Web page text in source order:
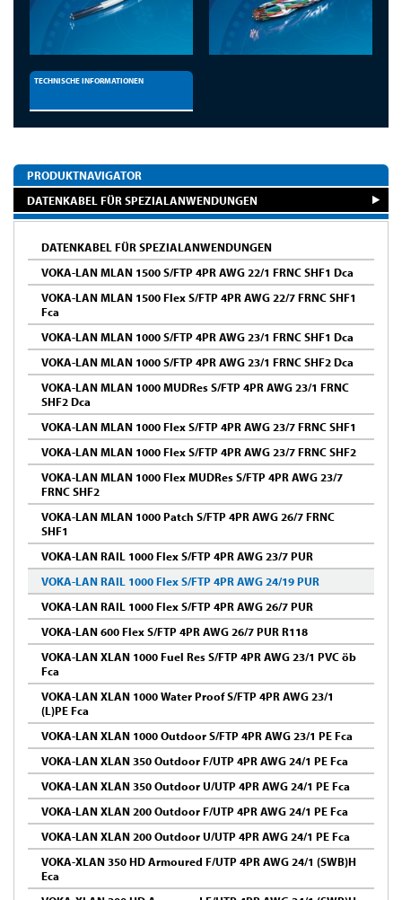
TECHNISCHE INFORMATIONEN
PRODUKTNAVIGATOR
DATENKABEL FÜR SPEZIALANWENDUNGEN
DATENKABEL FÜR SPEZIALANWENDUNGEN
VOKA-LAN MLAN 1500 S/FTP 4PR AWG 22/1 FRNC SHF1 Dca
VOKA-LAN MLAN 1500 Flex S/FTP 4PR AWG 22/7 FRNC SHF1
Fca
VOKA-LAN MLAN 1000 S/FTP 4PR AWG 23/1 FRNC SHF1 Dca
VOKA-LAN MLAN 1000 S/FTP 4PR AWG 23/1 FRNC SHF2 Dca
VOKA-LAN MLAN 1000 MUDRes S/FTP 4PR AWG 23/1 FRNC
SHF2 Dca
VOKA-LAN MLAN 1000 Flex S/FTP 4PR AWG 23/7 FRNC SHF1
VOKA-LAN MLAN 1000 Flex S/FTP 4PR AWG 23/7 FRNC SHF2
VOKA-LAN MLAN 1000 Flex MUDRes S/FTP 4PR AWG 23/7
FRNC SHF2
VOKA-LAN MLAN 1000 Patch S/FTP 4PR AWG 26/7 FRNC
SHF1
VOKA-LAN RAIL 1000 Flex S/FTP 4PR AWG 23/7 PUR
VOKA-LAN RAIL 1000 Flex S/FTP 4PR AWG 24/19 PUR
VOKA-LAN RAIL 1000 Flex S/FTP 4PR AWG 26/7 PUR
VOKA-LAN 600 Flex S/FTP 4PR AWG 26/7 PUR R118
VOKA-LAN XLAN 1000 Fuel Res S/FTP 4PR AWG 23/1 PVC öb
Fca
VOKA-LAN XLAN 1000 Water Proof S/FTP 4PR AWG 23/1
(L)PE Fca
VOKA-LAN XLAN 1000 Outdoor S/FTP 4PR AWG 23/1 PE Fca
VOKA-LAN XLAN 350 Outdoor F/UTP 4PR AWG 24/1 PE Fca
VOKA-LAN XLAN 350 Outdoor U/UTP 4PR AWG 24/1 PE Fca
VOKA-LAN XLAN 200 Outdoor F/UTP 4PR AWG 24/1 PE Fca
VOKA-LAN XLAN 200 Outdoor U/UTP 4PR AWG 24/1 PE Fca
VOKA-XLAN 350 HD Armoured F/UTP 4PR AWG 24/1 (SWB)H
Eca